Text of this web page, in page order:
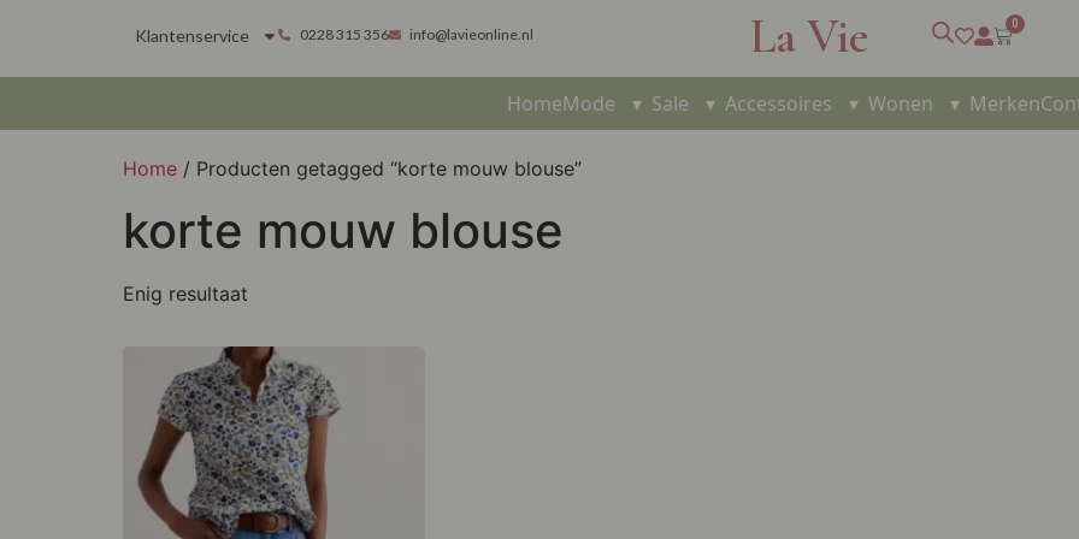
Klantenservice 0228 315 356 info@lavieonline.nl La Vie 0
HomeMode ▾ Sale ▾ Accessoires ▾ Wonen ▾ Merken
Home / Producten getagged “korte mouw blouse”
korte mouw blouse
Enig resultaat